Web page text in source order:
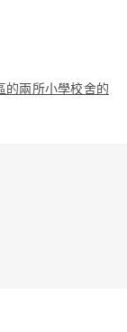
的兩所小學校舍的